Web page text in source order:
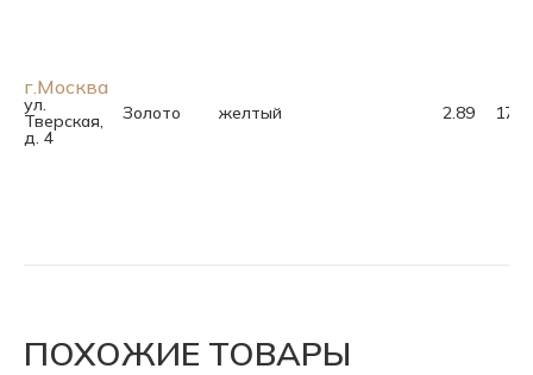
г.Москва
ул.
Тверская,
д. 4
Золото желтый 2.89 17.5
ПОХОЖИЕ ТОВАРЫ